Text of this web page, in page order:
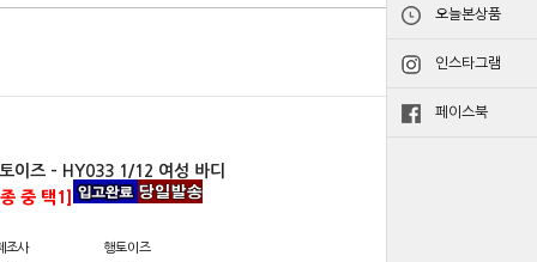
오늘본상품
인스타그램
페이스북
이즈 - HY033 1/12 여성 바디
중 택1]
조사
행토이즈